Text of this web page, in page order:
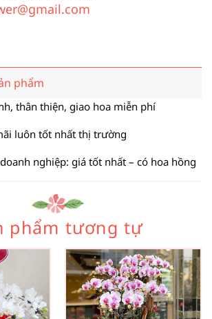
phẩm
thân thiện, giao hoa miễn phí
luôn tốt nhất thị trường
nghiệp: giá tốt nhất – có hoa hồng
phẩm tương tự